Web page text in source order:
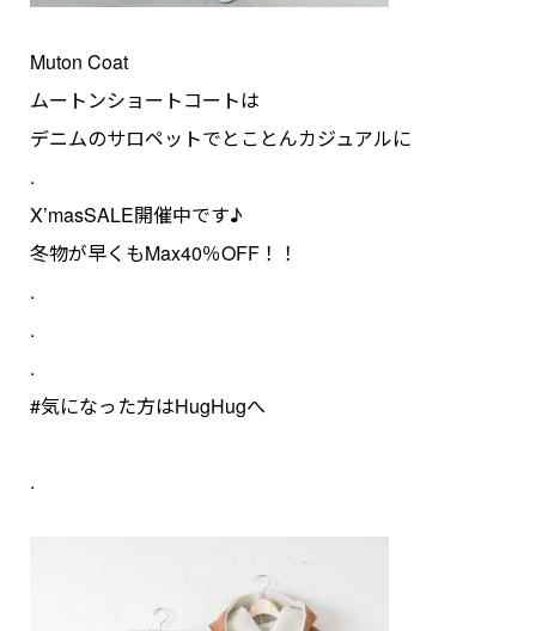
Muton Coat
ムートンショートコートは
デニムのサロペットでとことんカジュアルに
.
X’masSALE開催中です♪
冬物が早くもMax40％OFF！！
.
.
.
#気になった方はHugHugへ
.